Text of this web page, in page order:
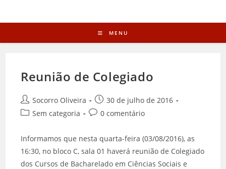
MENU
Reunião de Colegiado
Socorro Oliveira
30 de julho de 2016
Sem categoria
0 comentário
Informamos que nesta quarta-feira (03/08/2016), as
16:30, no bloco C, sala 01 haverá reunião de Colegiado
dos Cursos de Bacharelado em Ciências Sociais e